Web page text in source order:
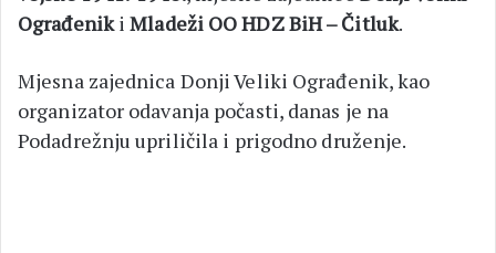
OgrađenikiMladeži OO HDZ BiH – Čitluk.
Mjesna zajednica Donji Veliki Ograđenik, kao
organizator odavanja počasti, danas je na
Podadrežnju upriličila i prigodno druženje.